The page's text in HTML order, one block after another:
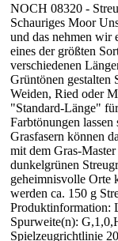
NOCH 08320 -
Schauriges Moor
und das nehmen wir
eines der größten
verschiedenen
Grüntönen gestalten
Weiden, Ried oder
"Standard-Länge"
Farbtönungen
Grasfasern können
mit dem Gras-
dunkelgrünen
geheimnisvolle Orte
werden ca. 150 g
Produktinformation:
Spurweite(n):
Spielzeugrichtlinie